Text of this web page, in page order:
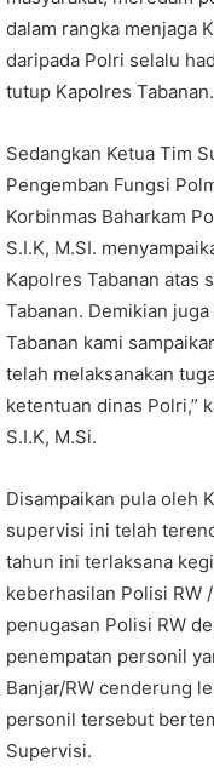
dalam rangka menjaga
daripada Polri selalu
tutup Kapolres Tabanan.
Sedangkan Ketua Tim
Pengemban Fungsi
Korbinmas Baharkam
S.I.K, M.SI.
Kapolres Tabanan atas
Tabanan. Demikian
Tabanan kami
telah melaksanakan
ketentuan dinas Polri,”
S.I.K, M.Si.
Disampaikan pula oleh
supervisi ini telah
tahun ini terlaksana
keberhasilan Polisi RW
penugasan Polisi RW
penempatan personil
Banjar/RW cenderung
personil tersebut
Supervisi.